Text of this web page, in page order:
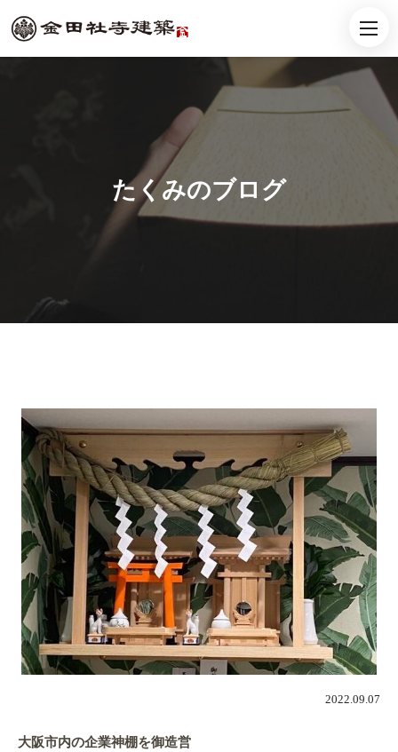
たくみのブログ
2022.09.07
大阪市内の企業神棚を御造営